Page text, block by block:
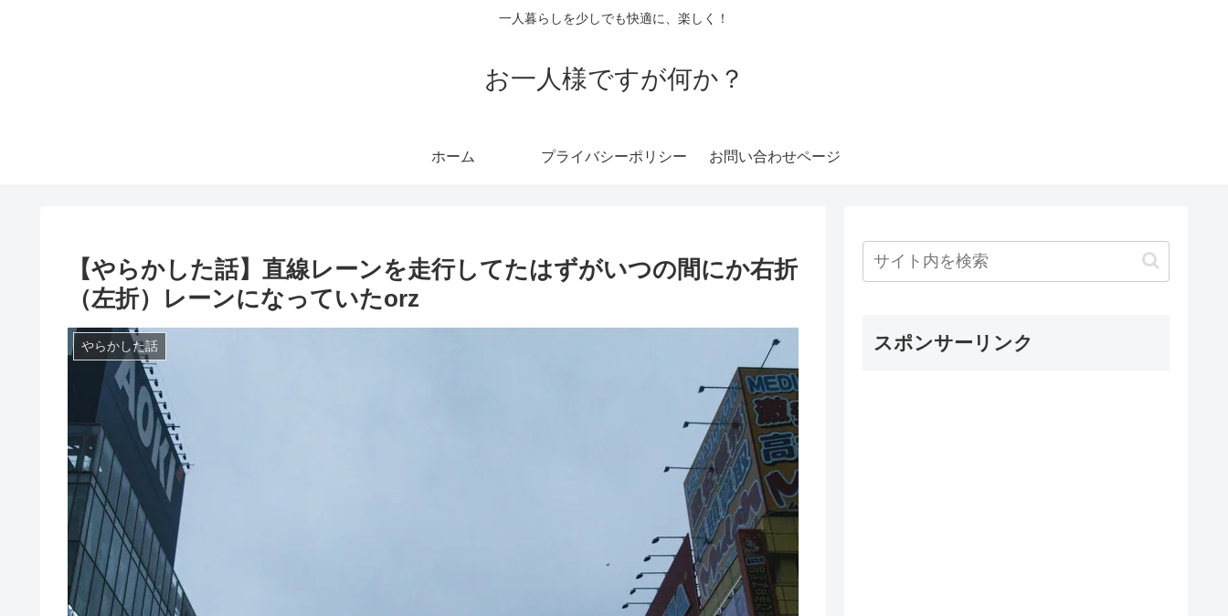
一人暮らしを少しでも快適に、楽しく！
お一人様ですが何か？
ホーム プライバシーポリシー お問い合わせページ
【やらかした話】直線レーンを走行してたはずがいつの間にか右折
（左折）レーンになっていたorz
やらかした話 スポンサーリンク